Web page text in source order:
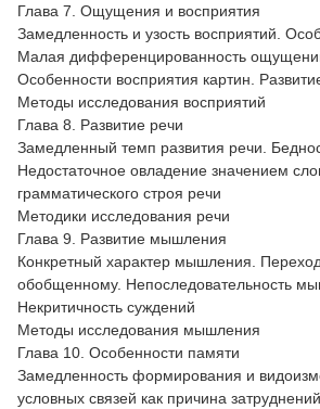
Глава 7. Ощущения и восприятия
Замедленность и узость восприятий.
Малая дифференцированность
Особенности восприятия картин.
Методы исследования восприятий
Глава 8. Развитие речи
Замедленный темп развития речи.
Недостаточное овладение значением
грамматического строя речи
Методики исследования речи
Глава 9. Развитие мышления
Конкретный характер мышления. Переход
обобщенному. Непоследовательность
Некритичность суждений
Методы исследования мышления
Глава 10. Особенности памяти
Замедленность формирования и
условных связей как причина